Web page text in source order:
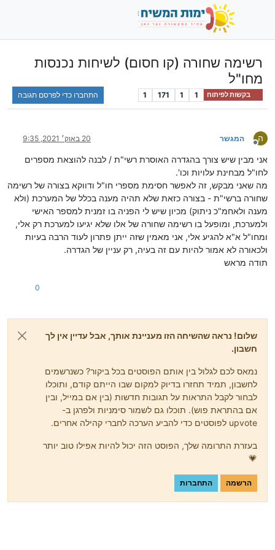
רשימה שחורה (קו חסום) לשיחות נכנסות
מחו"ל
בקשות לפיתוח 1
1
171
1 התחברו כדי לפרסם תגובה
ה
מנותק
המגשר 20 באוק׳ 2021, 9:35
אני מבין שיש צורך בהגדרה האוסרת רשי"ת / לבנה להוצאת מספרים
לחו"ל מבחינת עלויות וכו'.
מה שאני מבקש, זה לאפשר חסימת מספרי חו"ל ודווקא בצורה של רשימה
שחורה ברשי"ת - בצורה כזאת שלא תהיה מענה בכלל של המערכת (ולא
מענה ולאחמ"כ ניתוק) מכיון שיש לי הפניה בו זמנית למספר האישי
ולמערכת, ומופעל בו רשימה שחורה של אלו שלא יגיעו למערכת רק אלי,
ומחו"ל א"א להגיע אלי, אני מאמין שזה ייתן פתרון לעוד הרבה בעיות
ולכאורה לא אמור להיות עם זה בעיה, רק עניין של הגדרה.
תודה מראש
0
שלום! נראה שהשיחה הזו מעניינת אותך, אבל עדיין אין לך
חשבון.
נמאס לכם לגלול בין אותם הפוסטים בכל ביקור? כשנרשמים
לחשבון, תמיד תחזרו בדיוק למקום שבו הייתם קודם, ותוכלו
לבחור לקבל התראות על תגובות חדשות (בין אם במייל, ובין
אם בהתראת פוש). תוכלו גם לשמור סימניות ולפרגן ב-
upvote לפוסטים כדי להביע הערכה לחברי קהילה אחרים.
בעזרת התרומה שלך, הפוסט הזה יכול להיות אפילו טוב יותר
💗
הרשמה התחברות